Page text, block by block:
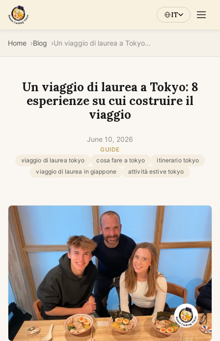
IT
Home Blog Un viaggio di laurea a Tokyo: 8 esperienze su cui costruire il viaggio
Un viaggio di laurea a Tokyo: 8
esperienze su cui costruire il
viaggio
June 10, 2026
GUIDE
viaggio di laurea tokyo
cosa fare a tokyo
itinerario tokyo
viaggio di laurea in giappone
attività estive tokyo